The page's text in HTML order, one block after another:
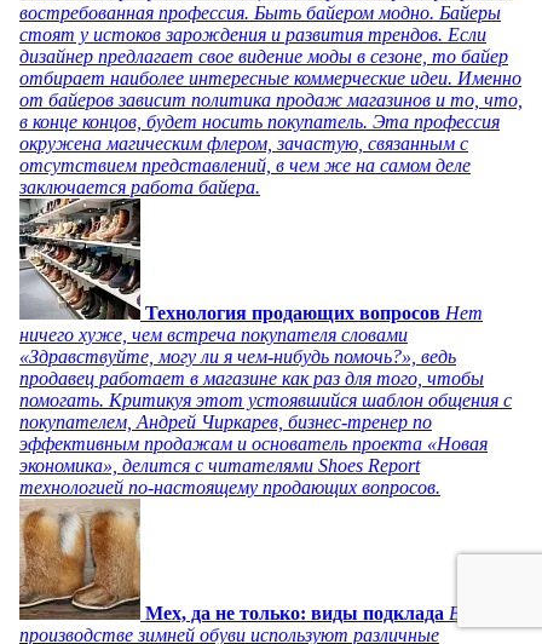
востребованная профессия. Быть байером модно. Байеры
стоят у истоков зарождения и развития трендов. Если
дизайнер предлагает свое видение моды в сезоне, то байер
отбирает наиболее интересные коммерческие идеи. Именно
от байеров зависит политика продаж магазинов и то, что,
в конце концов, будет носить покупатель. Эта профессия
окружена магическим флером, зачастую, связанным с
отсутствием представлений, в чем же на самом деле
заключается работа байера.
Технология продающих вопросов Нет
ничего хуже, чем встреча покупателя словами
«Здравствуйте, могу ли я чем-нибудь помочь?», ведь
продавец работает в магазине как раз для того, чтобы
помогать. Критикуя этот устоявшийся шаблон общения с
покупателем, Андрей Чиркарев, бизнес-тренер по
эффективным продажам и основатель проекта «Новая
экономика», делится с читателями Shoes Report
технологией по-настоящему продающих вопросов.
Мех, да не только: виды подклада В
производстве зимней обуви используют различные